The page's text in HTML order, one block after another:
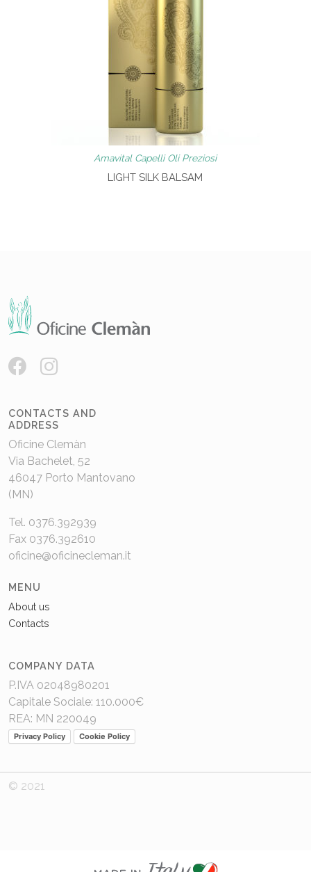
Amavital Capelli Oli Preziosi
LIGHT SILK BALSAM
CONTACTS AND
ADDRESS
Oficine Clemàn
Via Bachelet, 52
46047 Porto Mantovano
(MN)
Tel. 0376.392939
Fax 0376.392610
oficine@oficinecleman.it
MENU
About us
Contacts
COMPANY DATA
P.IVA 02048980201
Capitale Sociale: 110.000€
REA: MN 220049
Privacy Policy Cookie Policy
© 2021